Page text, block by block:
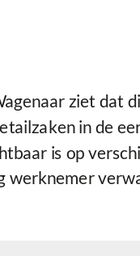
ziet dat
in de
is op